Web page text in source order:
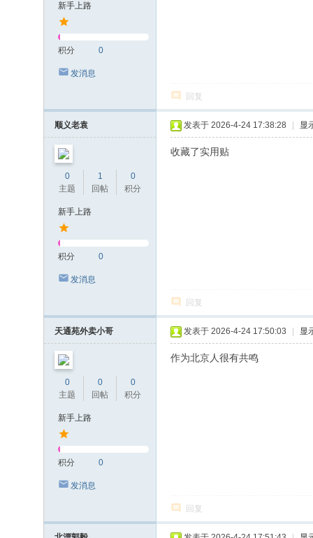
新手上路
积分 0
发消息
回复
顺义老袁
0
主题
1
回帖
0
积分
新手上路
积分 0
发消息
发表于 2026-4-24 17:38:28 显
收藏了实用贴
回复
天通苑外卖小哥
0
主题
0
回帖
0
积分
新手上路
积分 0
发消息
发表于 2026-4-24 17:50:03 显
作为北京人很有共鸣
回复